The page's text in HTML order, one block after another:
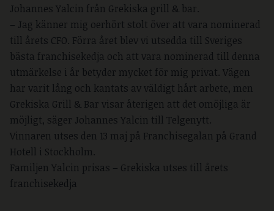
Johannes Yalcin från Grekiska grill & bar.
– Jag känner mig oerhört stolt över att vara nominerad
till årets CFO. Förra året blev vi utsedda till Sveriges
bästa franchisekedja och att vara nominerad till denna
utmärkelse i år betyder mycket för mig privat. Vägen
har varit lång och kantats av väldigt hårt arbete, men
Grekiska Grill & Bar visar återigen att det omöjliga är
möjligt, säger Johannes Yalcin till Telgenytt.
Vinnaren utses den 13 maj på Franchisegalan på Grand
Hotell i Stockholm.
Familjen Yalcin prisas – Grekiska utses till årets
franchisekedja